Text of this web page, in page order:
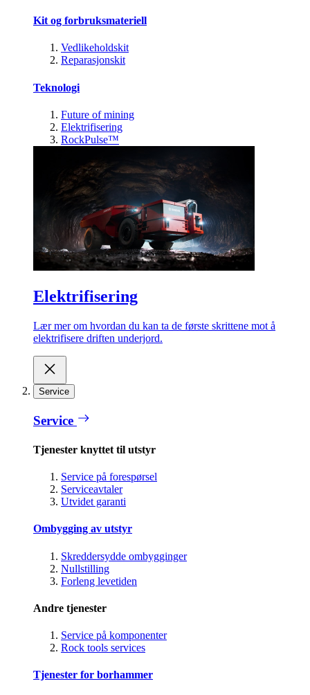
Kit og forbruksmateriell
Vedlikeholdskit
Reparasjonskit
Teknologi
Future of mining
Elektrifisering
RockPulse™
Elektrifisering
Lær mer om hvordan du kan ta de første skrittene mot å
elektrifisere driften underjord.
Service
Service
Tjenester knyttet til utstyr
Service på forespørsel
Serviceavtaler
Utvidet garanti
Ombygging av utstyr
Skreddersydde ombygginger
Nullstilling
Forleng levetiden
Andre tjenester
Service på komponenter
Rock tools services
Tjenester for borhammer